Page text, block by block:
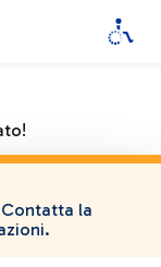
Contatta la